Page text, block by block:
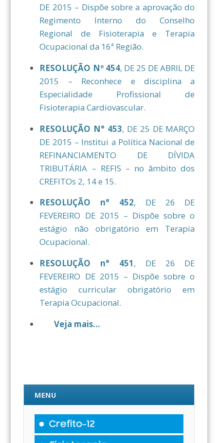
DE 2015 – Dispõe sobre a aprovação do
Regimento Interno do Conselho
Regional de Fisioterapia e Terapia
Ocupacional da 16ª Região.
RESOLUÇÃO Nº 454, DE 25 DE ABRIL DE
2015 – Reconhece e disciplina a
Especialidade Profissional de
Fisioterapia Cardiovascular.
RESOLUÇÃO N° 453, DE 25 DE MARÇO
DE 2015 – Institui a Política Nacional de
REFINANCIAMENTO DE DÍVIDA
TRIBUTÁRIA – REFIS – no âmbito dos
CREFITOs 2, 14 e 15.
RESOLUÇÃO n° 452, DE 26 DE
FEVEREIRO DE 2015 – Dispõe sobre o
estágio não obrigatório em Terapia
Ocupacional.
RESOLUÇÃO n° 451, DE 26 DE
FEVEREIRO DE 2015 – Dispõe sobre o
estágio curricular obrigatório em
Terapia Ocupacional.
Veja mais…
MENU